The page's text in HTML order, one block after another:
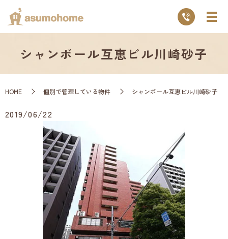
シャンボール互恵ビル川崎砂子
HOME 個別で管理している物件 シャンボール互恵ビル川崎砂子
2019/06/22